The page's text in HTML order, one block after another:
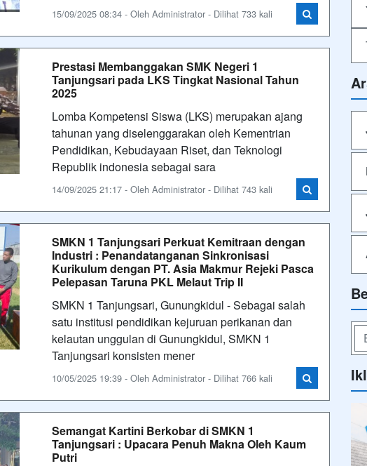
15/09/2025 08:34 - Oleh Administrator - Dilihat 733 kali
Prestasi Membanggakan SMK Negeri 1
Tanjungsari pada LKS Tingkat Nasional Tahun
2025
Lomba Kompetensi Siswa (LKS) merupakan ajang
tahunan yang diselenggarakan oleh Kementrian
Pendidikan, Kebudayaan Riset, dan Teknologi
Republik indonesia sebagai sara
14/09/2025 21:17 - Oleh Administrator - Dilihat 743 kali
SMKN 1 Tanjungsari Perkuat Kemitraan dengan
Industri : Penandatanganan Sinkronisasi
Kurikulum dengan PT. Asia Makmur Rejeki Pasca
Pelepasan Taruna PKL Melaut Trip II
SMKN 1 Tanjungsari, Gunungkidul - Sebagai salah
satu institusi pendidikan kejuruan perikanan dan
kelautan unggulan di Gunungkidul, SMKN 1
Tanjungsari konsisten mener
10/05/2025 19:39 - Oleh Administrator - Dilihat 766 kali
Semangat Kartini Berkobar di SMKN 1
Tanjungsari : Upacara Penuh Makna Oleh Kaum
Putri